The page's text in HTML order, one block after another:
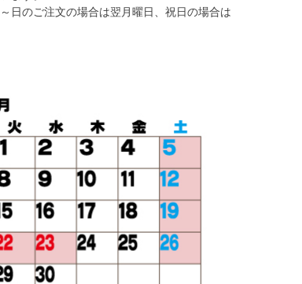
日のご注文の場合は翌月曜日、祝日の場合は